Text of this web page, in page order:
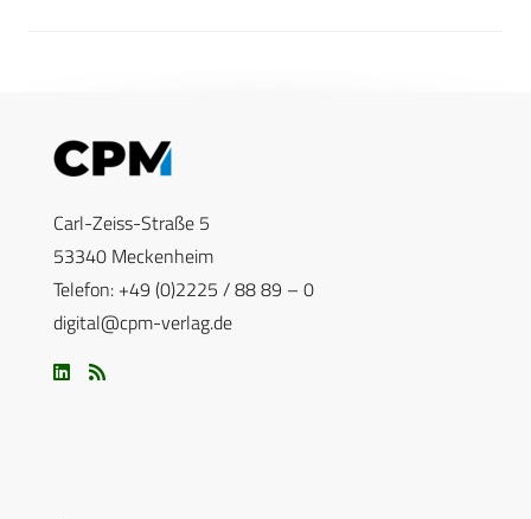
Carl-Zeiss-Straße 5
53340 Meckenheim
Telefon: +49 (0)2225 / 88 89 – 0
digital@cpm-verlag.de